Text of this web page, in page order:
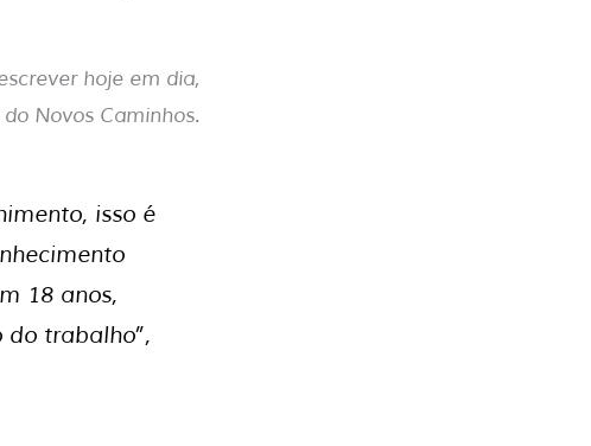
hoje em dia,
Novos Caminhos.
isso é
18 anos,
trabalho”,